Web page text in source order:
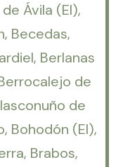
Ávila (El),
Becedas,
Berlanas
de
de
Bohodón (El),
Brabos,